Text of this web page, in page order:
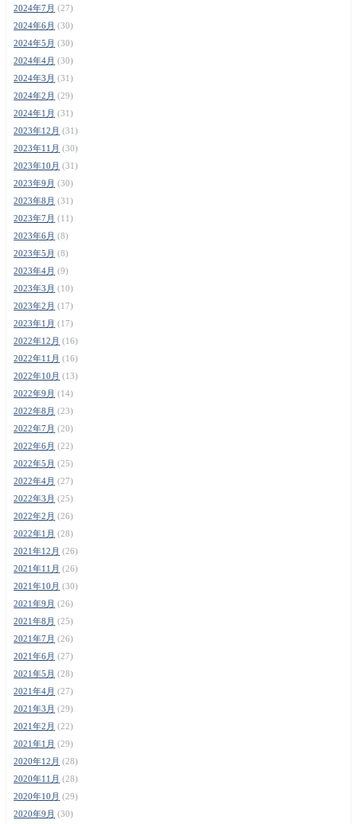
2024年7月 (27)
2024年6月 (30)
2024年5月 (30)
2024年4月 (30)
2024年3月 (31)
2024年2月 (29)
2024年1月 (31)
2023年12月 (31)
2023年11月 (30)
2023年10月 (31)
2023年9月 (30)
2023年8月 (31)
2023年7月 (11)
2023年6月 (8)
2023年5月 (8)
2023年4月 (9)
2023年3月 (10)
2023年2月 (17)
2023年1月 (17)
2022年12月 (16)
2022年11月 (16)
2022年10月 (13)
2022年9月 (14)
2022年8月 (23)
2022年7月 (20)
2022年6月 (22)
2022年5月 (25)
2022年4月 (27)
2022年3月 (25)
2022年2月 (26)
2022年1月 (28)
2021年12月 (26)
2021年11月 (26)
2021年10月 (30)
2021年9月 (26)
2021年8月 (25)
2021年7月 (26)
2021年6月 (27)
2021年5月 (28)
2021年4月 (27)
2021年3月 (29)
2021年2月 (22)
2021年1月 (29)
2020年12月 (28)
2020年11月 (28)
2020年10月 (29)
2020年9月 (30)